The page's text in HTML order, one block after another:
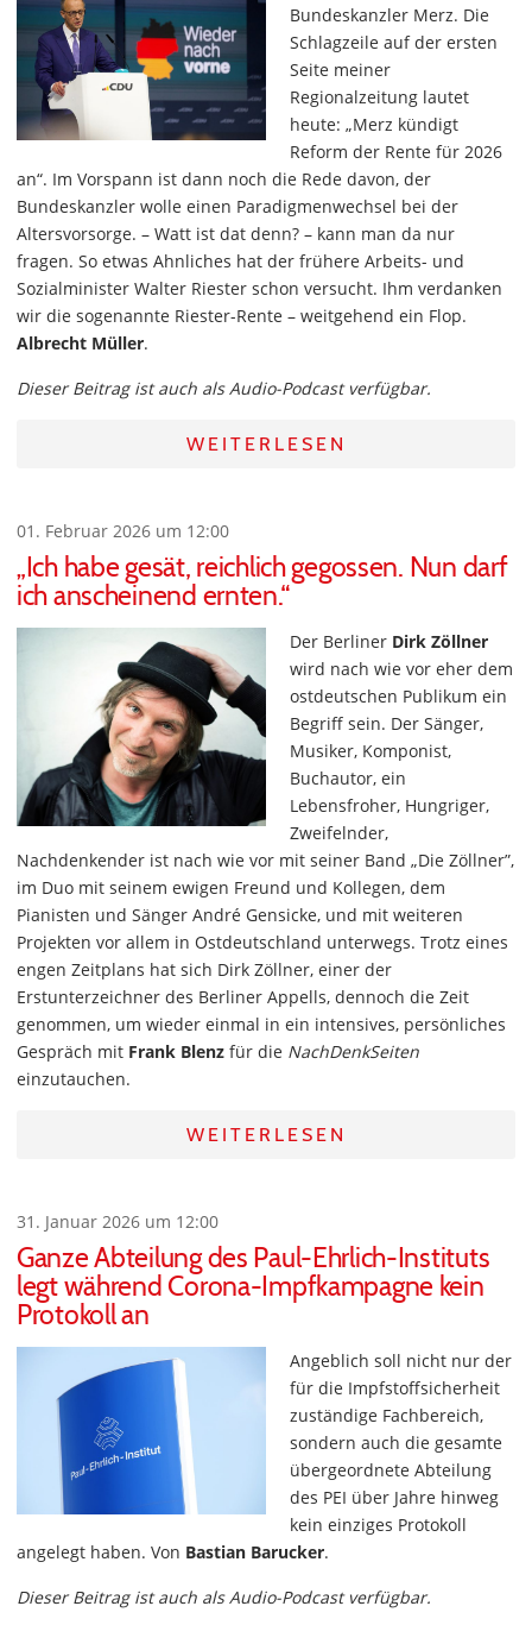
Bundeskanzler Merz. Die
Schlagzeile auf der ersten
Seite meiner
Regionalzeitung lautet
heute: „Merz kündigt
Reform der Rente für 2026
an“. Im Vorspann ist dann noch die Rede davon, der
Bundeskanzler wolle einen Paradigmenwechsel bei der
Altersvorsorge. – Watt ist dat denn? – kann man da nur
fragen. So etwas Ahnliches hat der frühere Arbeits- und
Sozialminister Walter Riester schon versucht. Ihm verdanken
wir die sogenannte Riester-Rente – weitgehend ein Flop.
Albrecht Müller.
Dieser Beitrag ist auch als Audio-Podcast verfügbar.
WEITERLESEN
01. Februar 2026 um 12:00
„Ich habe gesät, reichlich gegossen. Nun darf
ich anscheinend ernten.“
Der Berliner Dirk Zöllner
wird nach wie vor eher dem
ostdeutschen Publikum ein
Begriff sein. Der Sänger,
Musiker, Komponist,
Buchautor, ein
Lebensfroher, Hungriger,
Zweifelnder,
Nachdenkender ist nach wie vor mit seiner Band „Die Zöllner”,
im Duo mit seinem ewigen Freund und Kollegen, dem
Pianisten und Sänger André Gensicke, und mit weiteren
Projekten vor allem in Ostdeutschland unterwegs. Trotz eines
engen Zeitplans hat sich Dirk Zöllner, einer der
Erstunterzeichner des Berliner Appells, dennoch die Zeit
genommen, um wieder einmal in ein intensives, persönliches
Gespräch mit Frank Blenz für die NachDenkSeiten
einzutauchen.
WEITERLESEN
31. Januar 2026 um 12:00
Ganze Abteilung des Paul-Ehrlich-Instituts
legt während Corona-Impfkampagne kein
Protokoll an
Angeblich soll nicht nur der
für die Impfstoffsicherheit
zuständige Fachbereich,
sondern auch die gesamte
übergeordnete Abteilung
des PEI über Jahre hinweg
kein einziges Protokoll
angelegt haben. Von Bastian Barucker.
Dieser Beitrag ist auch als Audio-Podcast verfügbar.